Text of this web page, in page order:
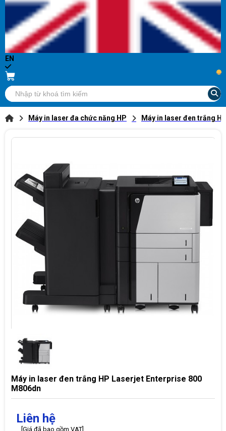
EN
...
Máy in laser đa chức năng HP Máy in laser đen trắng
Máy in laser đen trắng HP Laserjet Enterprise 800
M806dn
Liên hệ
[Giá đã bao gồm VAT]